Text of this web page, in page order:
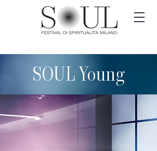
SOUL Young